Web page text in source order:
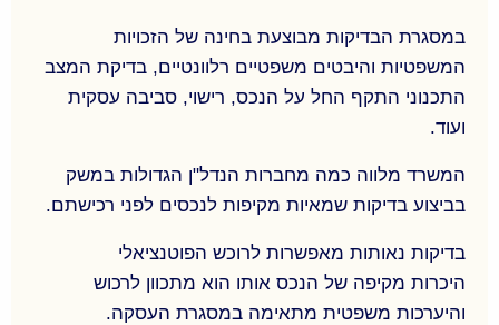
התכנית ונכסים בסביבה; ועוד…
במסגרת הבדיקות מבוצעת בחינה של הזכויות
המשפטיות והיבטים משפטיים רלוונטיים, בדיקת המצב
התכנוני התקף החל על הנכס, רישוי, סביבה עסקית
ועוד.
המשרד מלווה כמה מחברות הנדל"ן הגדולות במשק
בביצוע בדיקות שמאיות מקיפות לנכסים לפני רכישתם.
בדיקות נאותות מאפשרות לרוכש הפוטנציאלי
היכרות מקיפה של הנכס אותו הוא מתכוון לרכוש
והיערכות משפטית מתאימה במסגרת העסקה.